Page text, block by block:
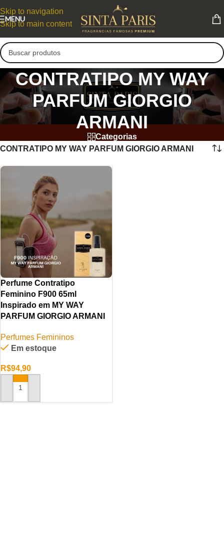
Skip to navigation
Skip to main content
MENU
CONTRATIPO MY WAY
PARFUM GIORGIO
ARMANI
Categorias
CONTRATIPO MY WAY PARFUM GIORGIO ARMANI
Perfume Contratipo
Feminino F900 65ml
Inspirado em MY WAY
PARFUM GIORGIO ARMANI
Perfumes Femininos
Em estoque
R$94,90
ADICIONAR AO CARRINHO